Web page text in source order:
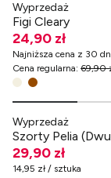
Wyprzedaż
Figi Cleary
24,90 zł
Najniższa cena z 30
Cena regularna: 69,90
-70% przy
Wyprzedaż
Szorty Pelia
29,90 zł
14,95 zł / sztuka